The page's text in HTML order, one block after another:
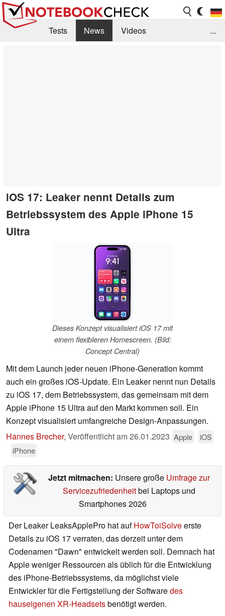
Tests News
Videos
...
iOS 17: Leaker nennt Details zum
Betriebssystem des Apple iPhone 15
Ultra
Dieses Konzept visualisiert iOS 17 mit
einem flexibleren Homescreen. (Bild:
Concept Central)
Mit dem Launch jeder neuen iPhone-Generation kommt
auch ein großes iOS-Update. Ein Leaker nennt nun Details
zu iOS 17, dem Betriebssystem, das gemeinsam mit dem
Apple iPhone 15 Ultra auf den Markt kommen soll. Ein
Konzept visualisiert umfangreiche Design-Anpassungen.
Hannes Brecher, Veröffentlicht am26.01.2023 Apple
iOS
iPhone
Jetzt mitmachen: Unsere große Umfrage zur
Servicezufriedenheitbei Laptops und
Smartphones 2026
Der Leaker LeaksApplePro hat aufHowToiSolveerste
Details zu iOS 17 verraten, das derzeit unter dem
Codenamen "Dawn" entwickelt werden soll. Demnach hat
Apple weniger Ressourcen als üblich für die Entwicklung
des iPhone-Betriebssystems, da möglichst viele
Entwickler für die Fertigstellung der Softwaredes
hauseigenen XR-Headsetsbenötigt werden.